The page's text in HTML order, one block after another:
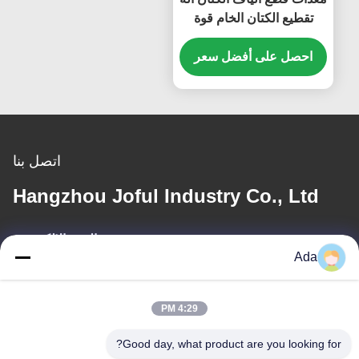
تقطيع الكتان الخام قوة
كبيرة
احصل على أفضل سعر
اتصل بنا
Hangzhou Joful Industry Co., Ltd
البريد الإلكتروني
Ada
4:29 PM
Good day, what product are you looking for?